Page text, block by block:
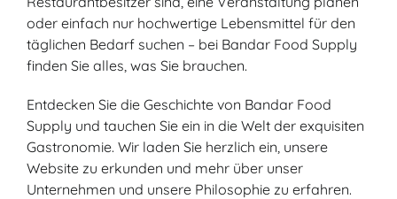
oder einfach nur hochwertige Lebensmittel für den
täglichen Bedarf suchen – bei Bandar Food Supply
finden Sie alles, was Sie brauchen.
Entdecken Sie die Geschichte von Bandar Food
Supply und tauchen Sie ein in die Welt der exquisiten
Gastronomie. Wir laden Sie herzlich ein, unsere
Website zu erkunden und mehr über unser
Unternehmen und unsere Philosophie zu erfahren.